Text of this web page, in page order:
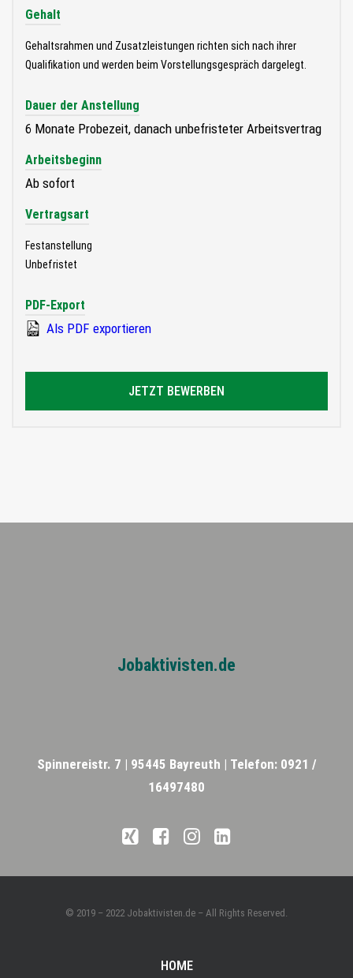
Gehalt
Gehaltsrahmen und Zusatzleistungen richten sich nach ihrer
Qualifikation und werden beim Vorstellungsgespräch dargelegt.
Dauer der Anstellung
6 Monate Probezeit, danach unbefristeter Arbeitsvertrag
Arbeitsbeginn
Ab sofort
Vertragsart
Festanstellung
Unbefristet
PDF-Export
Als PDF exportieren
JETZT BEWERBEN
Jobaktivisten.de
Spinnereistr. 7 | 95445 Bayreuth | Telefon: 0921 /
16497480
© 2019 – 2022 Jobaktivisten.de – All Rights Reserved.
HOME